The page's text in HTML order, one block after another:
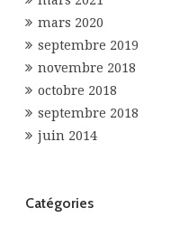
mars 2020
septembre 2019
novembre 2018
octobre 2018
septembre 2018
juin 2014
Catégories